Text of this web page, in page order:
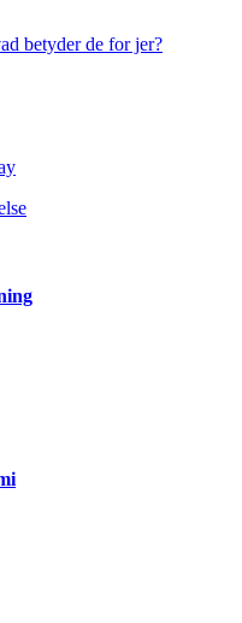
betyder de for jer?